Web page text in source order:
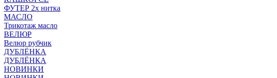
ФУТЕР 2х нитка
МАСЛО
Трикотаж масло
ВЕЛЮР
Велюр рубчик
ДУБЛЁНКА
ДУБЛЁНКА
НОВИНКИ